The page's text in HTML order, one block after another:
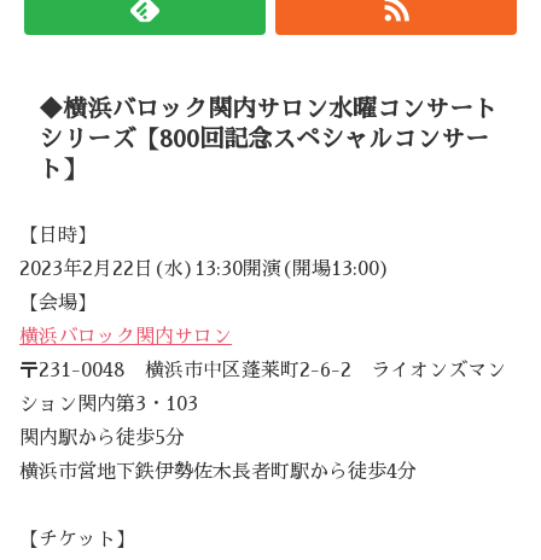
◆横浜バロック関内サロン水曜コンサート
シリーズ【800回記念スペシャルコンサー
ト】
【日時】
2023年2月22日(水)13:30開演(開場13:00)
【会場】
横浜バロック関内サロン
〒231-0048 横浜市中区蓬莱町2-6-2 ライオンズマン
ション関内第3・103
関内駅から徒歩5分
横浜市営地下鉄伊勢佐木長者町駅から徒歩4分
【チケット】